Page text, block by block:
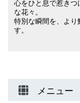
心をひと息で惹きつ
な花々。
特別な瞬間を、より
す。
メニュー